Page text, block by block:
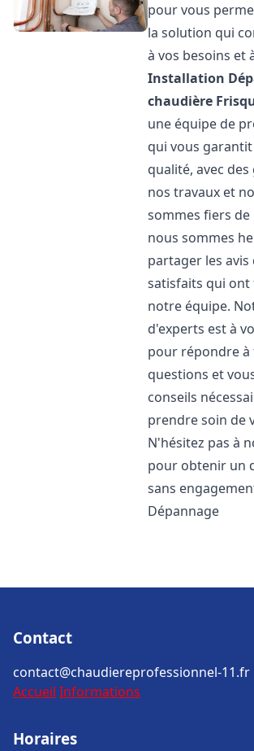
pour vous
la solution qui
à vos besoins et
Installation
chaudière
une équipe de
qui vous
qualité, avec
nos travaux et
sommes fiers
nous sommes
partager les avis
satisfaits qui ont
notre équipe.
d'experts est à
pour répondre à
questions et
conseils
prendre soin de
N'hésitez pas à
pour obtenir un
sans
Dépannage
Contact
contact@chaudiereprofessionnel-11.fr
Accueil Informations
Horaires